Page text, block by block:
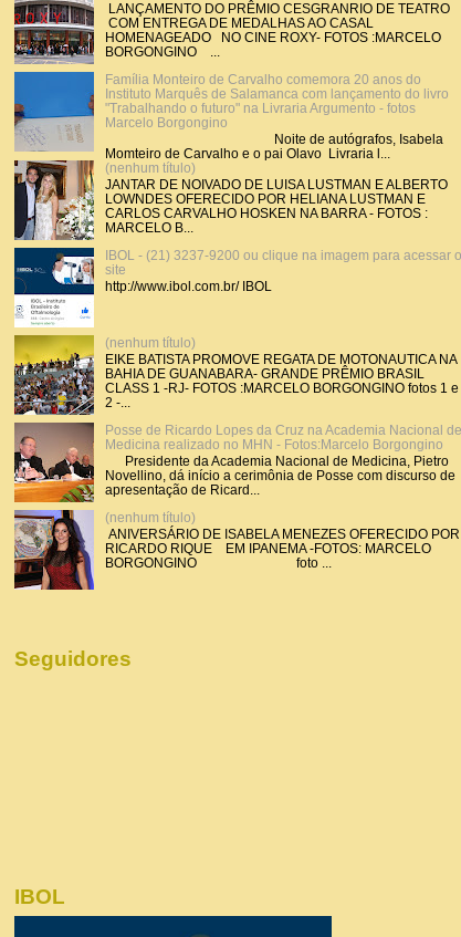
LANÇAMENTO DO PRÊMIO CESGRANRIO DE TEATRO
COM ENTREGA DE MEDALHAS AO CASAL
HOMENAGEADO NO CINE ROXY- FOTOS :MARCELO
BORGONGINO ...
Família Monteiro de Carvalho comemora 20 anos do
Instituto Marquês de Salamanca com lançamento do livro
"Trabalhando o futuro" na Livraria Argumento - fotos
Marcelo Borgongino
Noite de autógrafos, Isabela
Momteiro de Carvalho e o pai Olavo Livraria l...
(nenhum título)
JANTAR DE NOIVADO DE LUISA LUSTMAN E ALBERTO
LOWNDES OFERECIDO POR HELIANA LUSTMAN E
CARLOS CARVALHO HOSKEN NA BARRA - FOTOS :
MARCELO B...
IBOL - (21) 3237-9200 ou clique na imagem para acessar o
site
http://www.ibol.com.br/ IBOL
(nenhum título)
EIKE BATISTA PROMOVE REGATA DE MOTONAUTICA NA
BAHIA DE GUANABARA- GRANDE PRÊMIO BRASIL
CLASS 1 -RJ- FOTOS :MARCELO BORGONGINO fotos 1 e
2 -...
Posse de Ricardo Lopes da Cruz na Academia Nacional de
Medicina realizado no MHN - Fotos:Marcelo Borgongino
Presidente da Academia Nacional de Medicina, Pietro
Novellino, dá início a cerimônia de Posse com discurso de
apresentação de Ricard...
(nenhum título)
ANIVERSÁRIO DE ISABELA MENEZES OFERECIDO POR
RICARDO RIQUE EM IPANEMA -FOTOS: MARCELO
BORGONGINO foto ...
Seguidores
IBOL